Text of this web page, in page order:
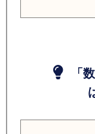
「数
は